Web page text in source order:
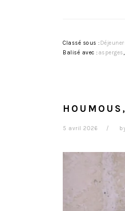
Classé sous :
Balisé avec : asperges,
5 avril 2026